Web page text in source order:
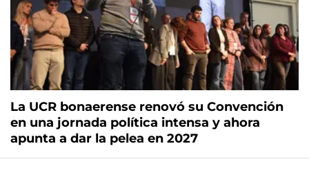
La UCR bonaerense renovó su Convención
en una jornada política intensa y ahora
apunta a dar la pelea en 2027